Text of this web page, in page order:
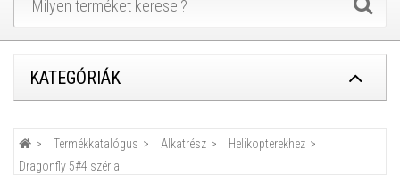
KATEGÓRIÁK
Termékkatalógus Alkatrész
Helikopterekhez
Dragonfly 5#4 széria